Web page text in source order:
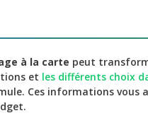
à la carte peut
et les différents choix
Ces informations vous